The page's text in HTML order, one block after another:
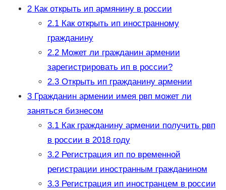
2Как открыть ип армянину в россии
2.1Как открыть ип иностранному
гражданину
2.2Может ли гражданин армении
зарегистрировать ип в россии?
2.3Открыть ип гражданину армении
3Гражданин армении имея рвп может ли
заняться бизнесом
3.1Как гражданину армении получить рвп
в россии в 2018 году
3.2Регистрация ип по временной
регистрации иностранным гражданином
3.3Регистрация ип иностранцем в россии